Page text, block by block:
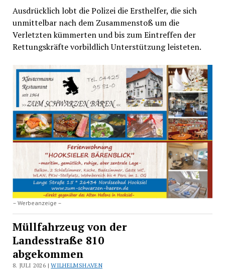
Ausdrücklich lobt die Polizei die Ersthelfer, die sich
unmittelbar nach dem Zusammenstoß um die
Verletzten kümmerten und bis zum Eintreffen der
Rettungskräfte vorbildlich Unterstützung leisteten.
– Werbeanzeige –
Müllfahrzeug von der
Landesstraße 810
abgekommen
8. JULI 2026 |WILHELMSHAVEN